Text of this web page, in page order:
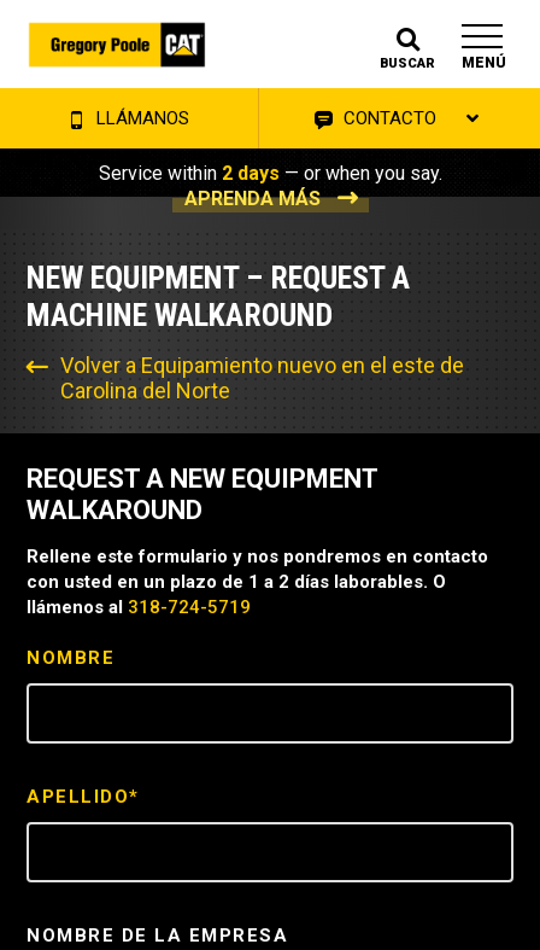
BUSCAR MENÚ
LLÁMANOS CONTACTO
Service within 2 days — or when you say.
APRENDA MÁS
NEW EQUIPMENT – REQUEST A
MACHINE WALKAROUND
Volver a Equipamiento nuevo en el este de
Carolina del Norte
REQUEST A NEW EQUIPMENT
WALKAROUND
Rellene este formulario y nos pondremos en contacto
con usted en un plazo de 1 a 2 días laborables. O
llámenos al 318-724-5719
NOMBRE
APELLIDO*
NOMBRE DE LA EMPRESA